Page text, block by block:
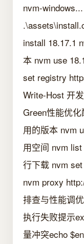
nvm-
install 18.17.1
本 nvm use
set registry
Write-Host 开
Green性能优
用的版本 nvm
用空间 nvm
行下载 nvm
nvm proxy
排查与性能调
执行失败提示
量冲突echo